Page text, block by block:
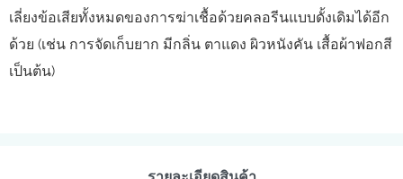
เลี่ยงข้อเสียทั้งหมดของการฆ่าเชื้อด้วยคลอรีนแบบดั้งเดิมได้อีก
ด้วย (เช่น การจัดเก็บยาก มีกลิ่น ตาแดง ผิวหนังคัน เสื้อผ้าฟอกสี
เป็นต้น)